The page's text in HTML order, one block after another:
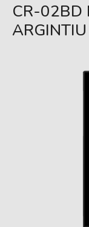
CR-02BD
ARGINTIU